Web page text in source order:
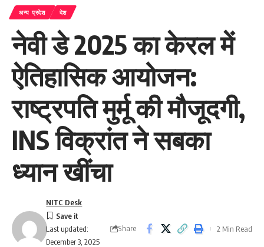
अन्य प्रदेश देश
नेवी डे 2025 का केरल में
ऐतिहासिक आयोजन:
राष्ट्रपति मुर्मू की मौजूदगी,
INS विक्रांत ने सबका
ध्यान खींचा
Last updated:
December 3, 2025
NITC Desk
Share 2 Min Read